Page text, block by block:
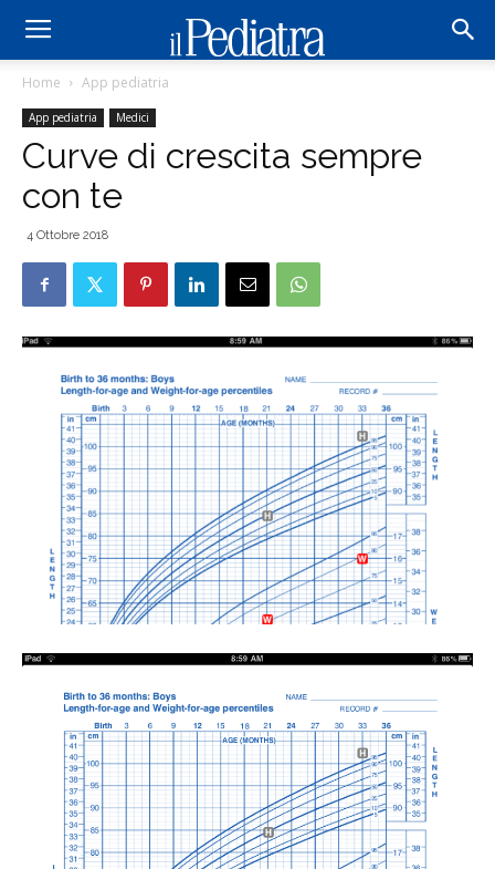
Home App pediatria
App pediatria Medici
Curve di crescita sempre
con te
4 Ottobre 2018